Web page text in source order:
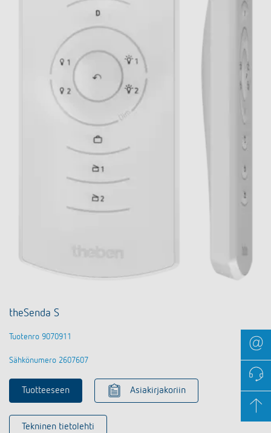
theSenda S
Tuotenro 9070911
Sähkönumero 2607607
Tuotteeseen Asiakirjakoriin
Tekninen tietolehti